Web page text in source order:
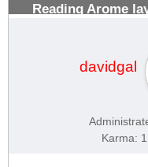
Reading Arome
davidgal
Karma: 1